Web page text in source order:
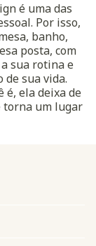
é uma das
Por isso,
banho,
posta, com
sua rotina e
sua vida.
é, ela deixa de
torna um lugar